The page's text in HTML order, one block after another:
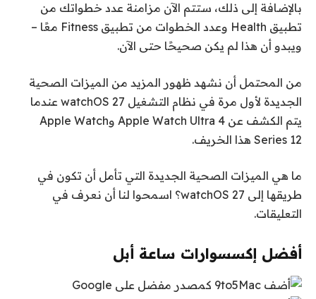
بالإضافة إلى ذلك، ستتم الآن مزامنة عدد خطواتك من
تطبيق Health وعدد الخطوات من تطبيق Fitness معًا –
ويبدو أن هذا لم يكن صحيحًا حتى الآن.
من المحتمل أن نشهد ظهور المزيد من الميزات الصحية
الجديدة لأول مرة في نظام التشغيل watchOS 27 عندما
يتم الكشف عن Apple Watch Ultra 4 وApple Watch
Series 12 هذا الخريف.
ما هي الميزات الصحية الجديدة التي تأمل أن تكون في
طريقها إلى watchOS 27؟ اسمحوا لنا أن نعرف في
التعليقات.
أفضل إكسسوارات ساعة أبل